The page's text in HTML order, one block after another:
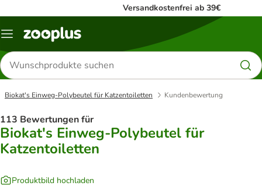
Versandkostenfrei ab 39€
Menü
Produkte
suchen
Biokat's Einweg-Polybeutel für Katzentoiletten Kundenbewertung
113 Bewertungen für
Biokat's Einweg-Polybeutel für
Katzentoiletten
Produktbild hochladen